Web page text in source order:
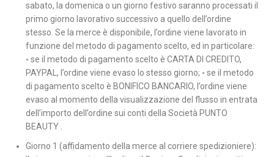
sabato, la domenica o un giorno festivo saranno processati il
primo giorno lavorativo successivo a quello dell’ordine
stesso. Se la merce è disponibile, l’ordine viene lavorato in
funzione del metodo di pagamento scelto, ed in particolare:
◦ se il metodo di pagamento scelto è CARTA DI CREDITO,
PAYPAL, l’ordine viene evaso lo stesso giorno; ◦ se il metodo
di pagamento scelto è BONIFICO BANCARIO, l’ordine viene
evaso al momento della visualizzazione del flusso in entrata
dell’importo dell’ordine sui conti della Società PUNTO
BEAUTY .
Giorno 1 (affidamento della merce al corriere spedizioniere):